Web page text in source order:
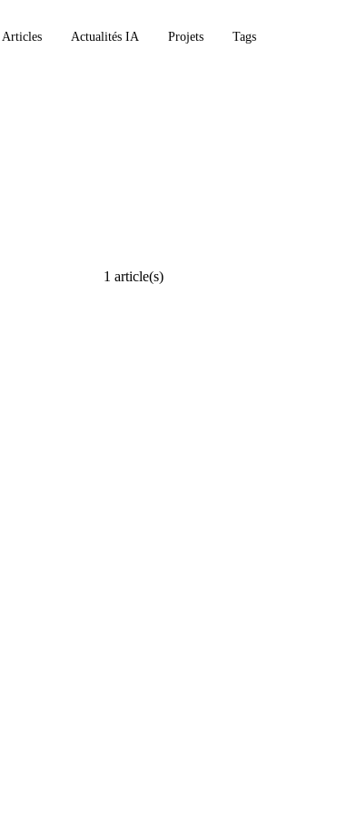
Articles Actualités IA Projets Tags
1 article(s)